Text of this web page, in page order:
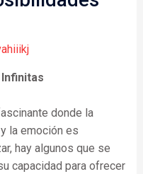
donde la
la emoción es
hay algunos que se
capacidad para ofrecer